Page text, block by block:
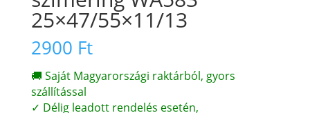
25×47/55×11/13
2900 Ft
🚚 Saját Magyarországi raktárból, gyors
szállítással
✓ Délig leadott rendelés esetén,